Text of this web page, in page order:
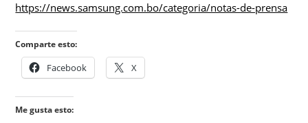
https://news.samsung.com.bo/categoria/notas-de-prensa
Comparte esto:
Facebook X
Me gusta esto: